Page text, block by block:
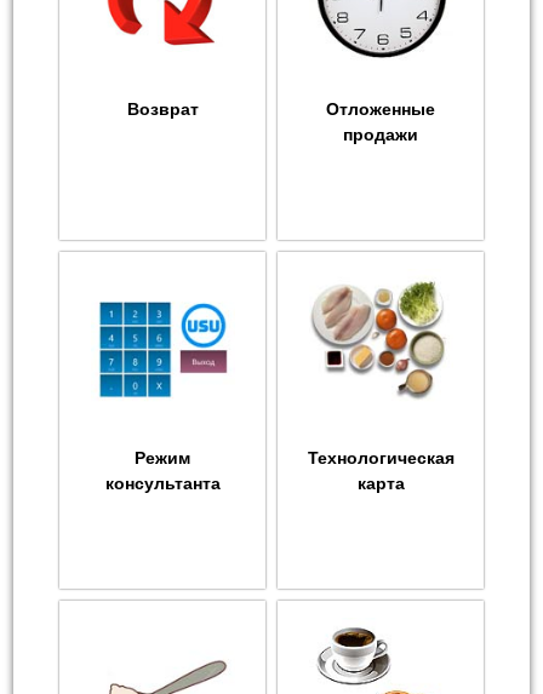
Возврат
Отложенные
продажи
Режим
консультанта
Технологическая
карта